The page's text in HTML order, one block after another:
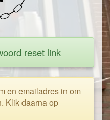
reset link
en emailadres in om
Klik daarna op